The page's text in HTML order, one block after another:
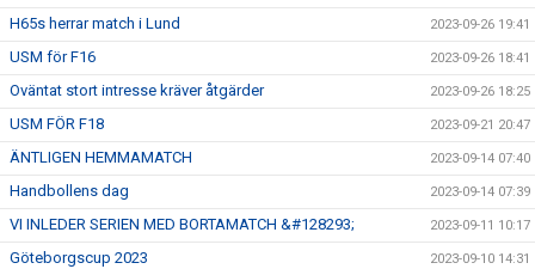
H65s herrar match i Lund 2023-09-26 19:41
USM för F16 2023-09-26 18:41
Oväntat stort intresse kräver åtgärder 2023-09-26 18:25
USM FÖR F18 2023-09-21 20:47
ÄNTLIGEN HEMMAMATCH 2023-09-14 07:40
Handbollens dag 2023-09-14 07:39
VI INLEDER SERIEN MED BORTAMATCH &#128293; 2023-09-11 10:17
Göteborgscup 2023 2023-09-10 14:31